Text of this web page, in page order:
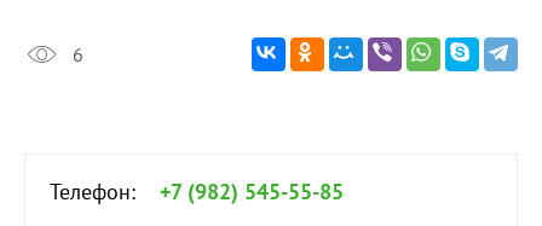
6
Телефон:
+7 (982) 545-55-85